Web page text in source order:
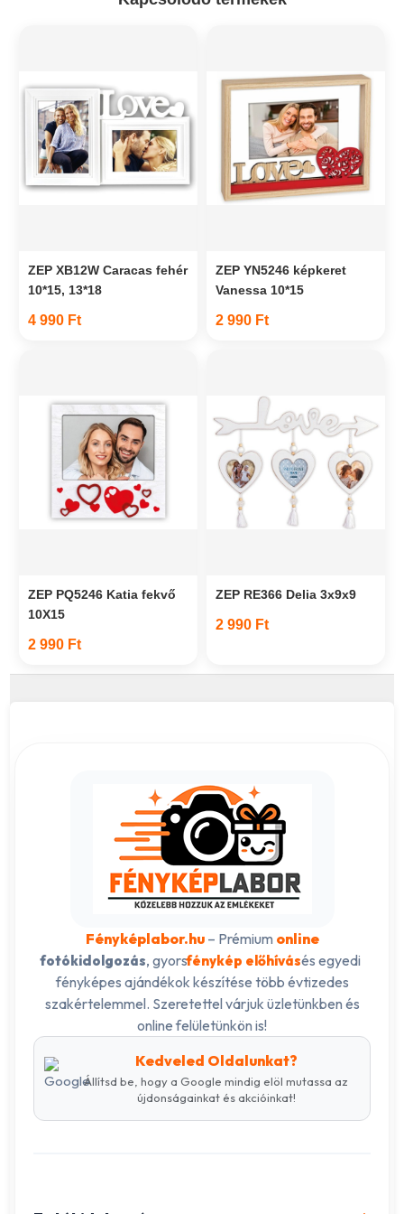
ZEP XB12W Caracas fehér
10*15, 13*18
4 990 Ft
ZEP YN5246 képkeret
Vanessa 10*15
2 990 Ft
ZEP PQ5246 Katia fekvő
10X15
2 990 Ft
ZEP RE366 Delia 3x9x9
2 990 Ft
Fényképlabor.hu– Prémium online
fotókidolgozás, gyorsfénykép előhívásés egyedi
fényképes ajándékok készítése több évtizedes
szakértelemmel. Szeretettel várjuk üzletünkben és
online felületünkön is!
Kedveled Oldalunkat?
Állítsd be, hogy a Google mindig elöl mutassa az
újdonságainkat és akcióinkat!